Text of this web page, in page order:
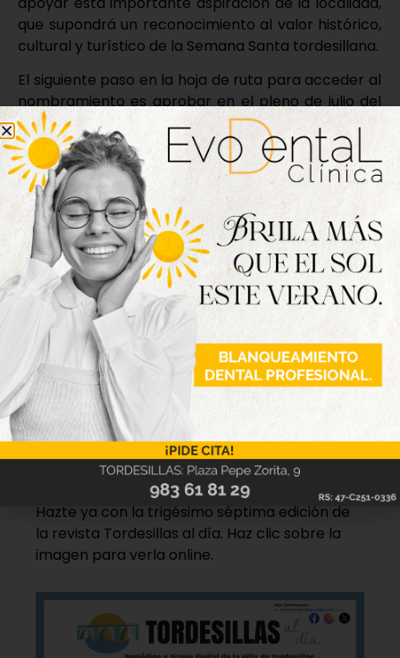
que supondrá un reconocimiento al valor histórico,
cultural y turístico de la Semana Santa tordesillana.
El siguiente paso en la hoja de ruta para acceder al
nombramiento es aprobar en el pleno de julio del
Ayuntamiento la solicitud y, con la luz verde de
todos los grupos, presentar en la Junta de Castilla y
León el expediente para que estos lo remitan a la
Secretaría del Estado, quienes en un plazo de tres
meses deberán dar una respuesta sobre la
concesión o no de la declaración.
Por parte del Consistorio tordesillano sostienen
que, de obtener el nombramiento, “la repercusión
sería muy importante, ya que a nivel de prestigio
sería un punto a favor y tendría un gran impacto a
nivel turístico, cultural y económico en la villa”.
Nueva edición
disponible
Hazte ya con la trigésimo séptima edición de
la revista Tordesillas al día. Haz clic sobre la
imagen para verla online.